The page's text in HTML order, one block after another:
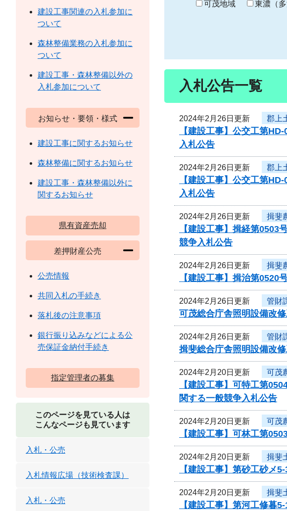
可茂地域
東濃（
入札公告一覧
2024年2月26日更新 郡上
【建設工事】公交工第
入札公告
2024年2月26日更新 郡上
【建設工事】公交工第
入札公告
2024年2月26日更新 揖斐
【建設工事】揖経第
競争入札公告
2024年2月26日更新 揖斐
【建設工事】揖治第
2024年2月26日更新 管財
可茂総合庁舎照明設備改
2024年2月26日更新 管財
揖斐総合庁舎照明設備改
2024年2月20日更新 可茂
【建設工事】可特工第
関する一般競争入札公告
2024年2月20日更新 可茂
【建設工事】可林工第
2024年2月20日更新 揖斐
【建設工事】第砂工砂
2024年2月20日更新 揖斐
【建設工事】第河工修
建設工事関連の入札参加に
ついて
森林整備業務の入札参加に
ついて
建設工事・森林整備以外の
入札参加について
お知らせ・要領・様式
建設工事に関するお知らせ
森林整備に関するお知らせ
建設工事・森林整備以外に
関するお知らせ
県有資産売却
差押財産公売
公売情報
共同入札の手続き
落札後の注意事項
銀行振り込みなどによる公
売保証金納付手続き
指定管理者の募集
このページを見ている人は
こんなページも見ています
入札・公売
入札情報広場（技術検査課）
入札・公売